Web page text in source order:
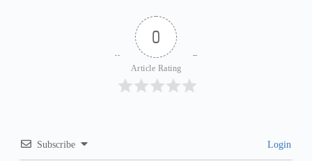
0
Article Rating
Subscribe Login